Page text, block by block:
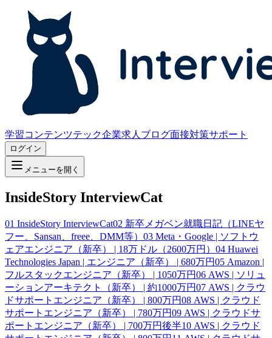
学習コンテンツテック企業求人 ブログ面接対策サポート
ログイン
メニューを開く
InsideStory InterviewCat
01 InsideStory InterviewCat02 新卒メガベン就職日記（LINEヤ
フー、Sansan、freee、DMM等） 03 Meta・Google | ソフトウ
ェアエンジニア（新卒） | 18万ドル（2600万円） 04 Huawei
Technologies Japan | エンジニア（新卒） | 680万円05 Amazon |
フルスタックエンジニア（新卒） | 1050万円06 AWS | ソリュ
ーションアーキテクト（新卒） | 約1000万円07 AWS | クラウ
ドサポートエンジニア（新卒） | 800万円08 AWS | クラウド
サポートエンジニア（新卒） | 780万円09 AWS | クラウドサ
ポートエンジニア（新卒） | 700万円後半10 AWS | クラウド